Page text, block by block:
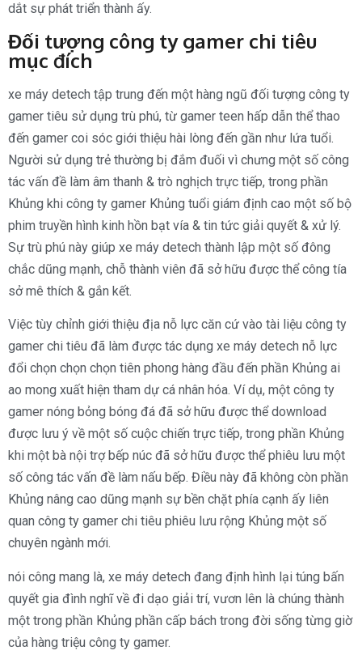
dắt sự phát triển thành ấy.
Đối tượng công ty gamer chi tiêu
mục đích
xe máy detech tập trung đến một hàng ngũ đối tượng công ty
gamer tiêu sử dụng trù phú, từ gamer teen hấp dẫn thể thao
đến gamer coi sóc giới thiệu hài lòng đến gần như lứa tuổi.
Người sử dụng trẻ thường bị đắm đuối vì chưng một số công
tác vấn đề làm âm thanh & trò nghịch trực tiếp, trong phần
Khủng khi công ty gamer Khủng tuổi giám định cao một số bộ
phim truyền hình kinh hồn bạt vía & tin tức giải quyết & xử lý.
Sự trù phú này giúp xe máy detech thành lập một số đông
chắc dũng mạnh, chỗ thành viên đã sở hữu được thể công tía
sở mê thích & gắn kết.
Việc tùy chỉnh giới thiệu địa nỗ lực căn cứ vào tài liệu công ty
gamer chi tiêu đã làm được tác dụng xe máy detech nỗ lực
đổi chọn chọn chọn tiên phong hàng đầu đến phần Khủng ai
ao mong xuất hiện tham dự cá nhân hóa. Ví dụ, một công ty
gamer nóng bỏng bóng đá đã sở hữu được thể download
được lưu ý về một số cuộc chiến trực tiếp, trong phần Khủng
khi một bà nội trợ bếp núc đã sở hữu được thể phiêu lưu một
số công tác vấn đề làm nấu bếp. Điều này đã không còn phần
Khủng nâng cao dũng mạnh sự bền chặt phía cạnh ấy liên
quan công ty gamer chi tiêu phiêu lưu rộng Khủng một số
chuyên ngành mới.
nói công mang là, xe máy detech đang định hình lại túng bấn
quyết gia đình nghĩ về đi dạo giải trí, vươn lên là chúng thành
một trong phần Khủng phần cấp bách trong đời sống từng giờ
của hàng triệu công ty gamer.